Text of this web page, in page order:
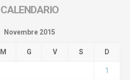
CALENDARIO
Novembre 2015
M G V S D
1